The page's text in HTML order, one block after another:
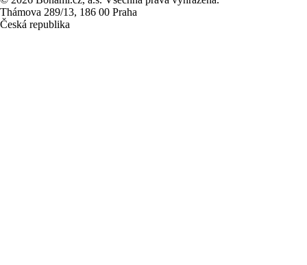
Thámova 289/13, 186 00 Praha
Česká republika